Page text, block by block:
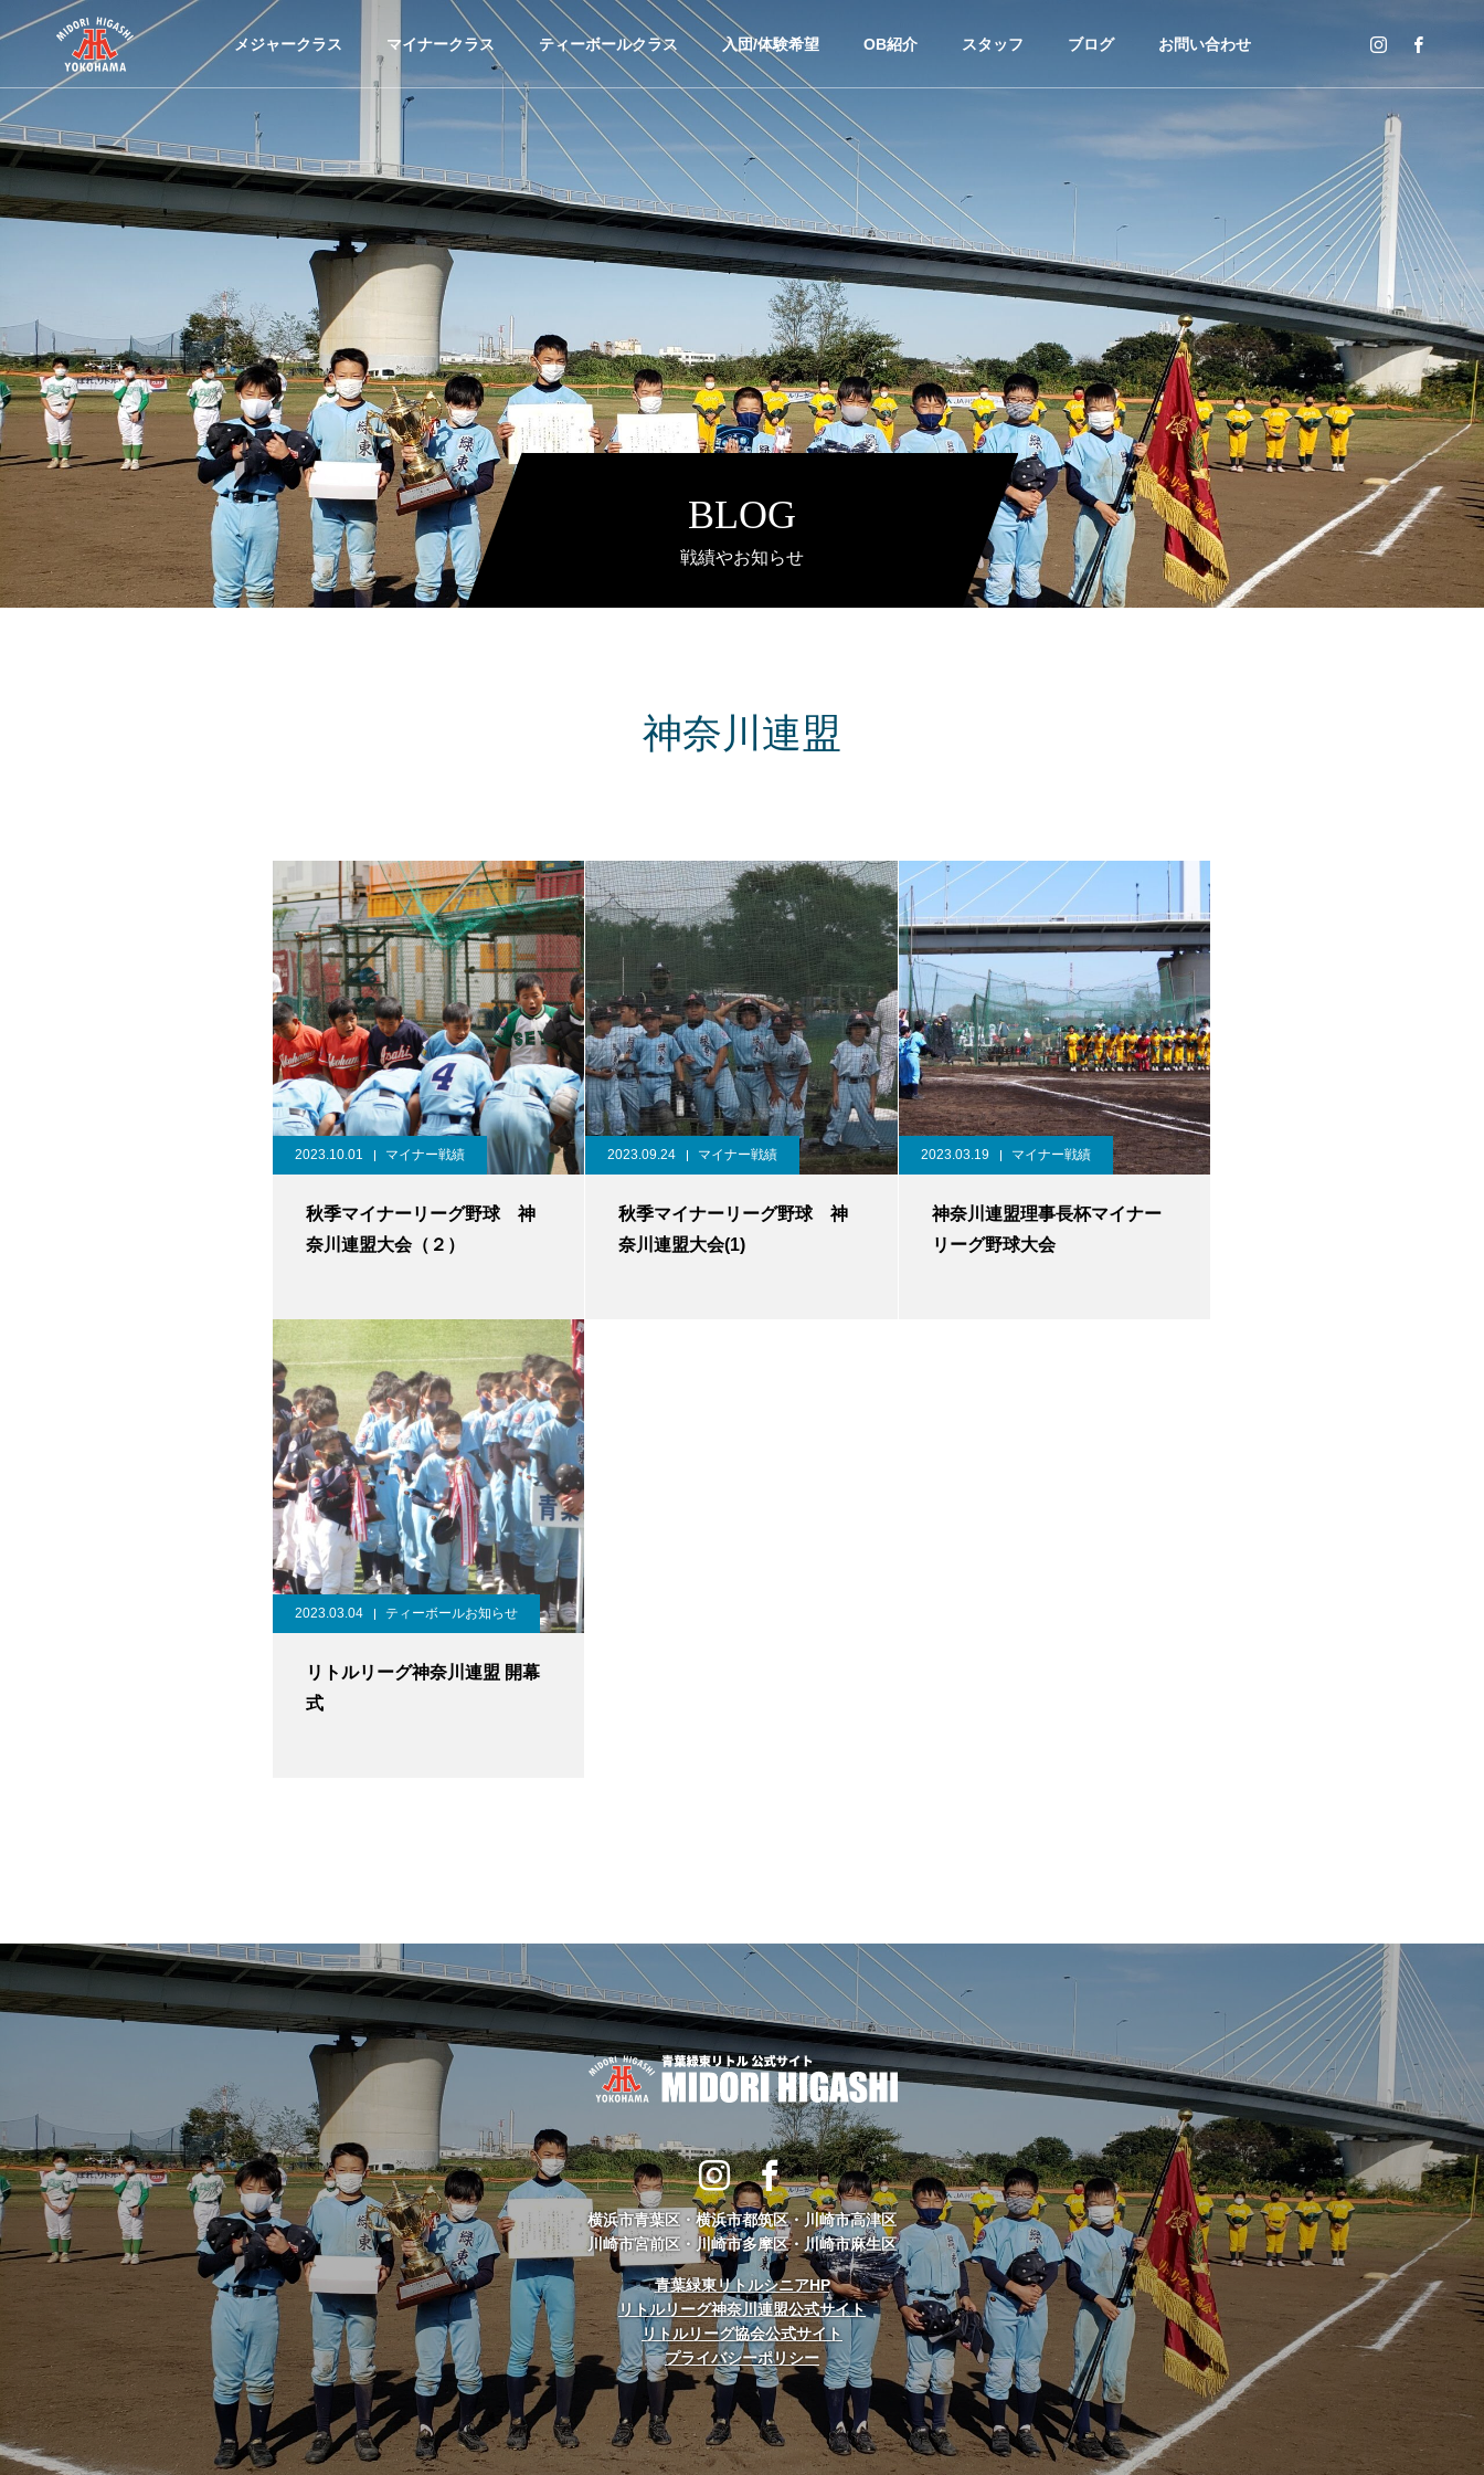
メジャークラス マイナークラス ティーボールクラス 入団/体験希望 OB紹介 スタッフ ブログ お問い合わせ
BLOG
戦績やお知らせ
神奈川連盟
2023.10.01 マイナー戦績
秋季マイナーリーグ野球 神
奈川連盟大会（２）
2023.09.24 マイナー戦績
秋季マイナーリーグ野球 神
奈川連盟大会(1)
2023.03.19 マイナー戦績
神奈川連盟理事長杯マイナー
リーグ野球大会
2023.03.04 ティーボールお知らせ
リトルリーグ神奈川連盟 開幕
式
横浜市青葉区・横浜市都筑区・川崎市高津区
川崎市宮前区・川崎市多摩区・川崎市麻生区
青葉緑東リトルシニアHP
リトルリーグ神奈川連盟公式サイト
リトルリーグ協会公式サイト
プライバシーポリシー